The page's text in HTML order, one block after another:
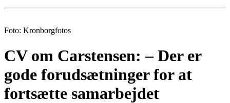
Foto: Kronborgfotos
CV om Carstensen: – Der er
gode forudsætninger for at
fortsætte samarbejdet